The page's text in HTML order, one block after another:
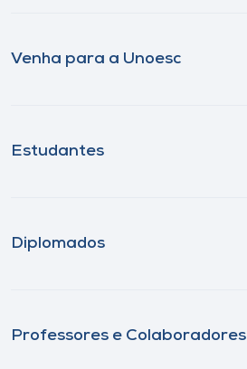
Venha para a Unoesc
Estudantes
Diplomados
Professores e Colaboradores